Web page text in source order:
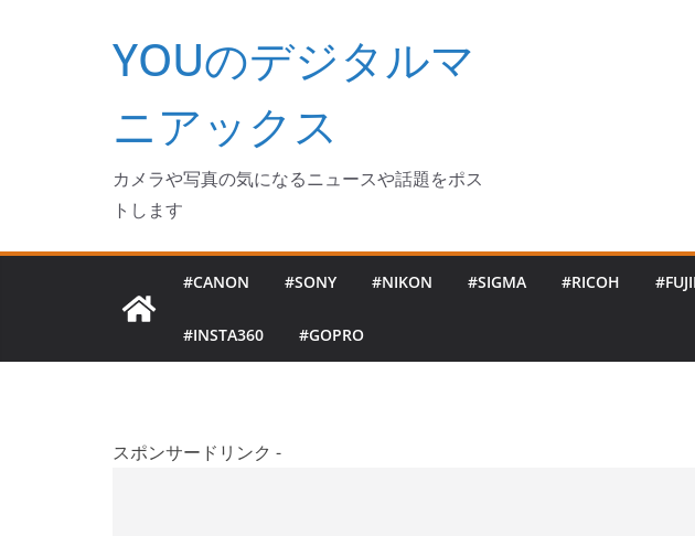
ッ
YOUのデジタルマ
ニアックス
カメラや写真の気になるニュースや話題をポス
トします
#CANON #SONY #NIKON #SIGMA #RICOH
#INSTA360 #GOPRO
スポンサードリンク -